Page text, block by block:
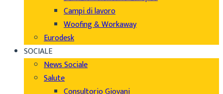
Campi di lavoro
Woofing & Workaway
Eurodesk
SOCIALE
News Sociale
Salute